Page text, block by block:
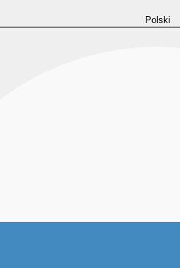
Polski